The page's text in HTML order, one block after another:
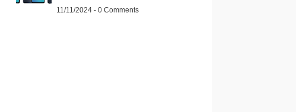
11/11/2024 - 0 Comments